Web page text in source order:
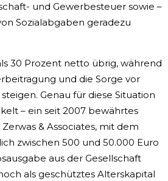
und Gewerbesteuer sowie –
Sozialabgaben geradezu
30 Prozent netto übrig, während
und die Sorge vor
Genau für diese Situation
– ein seit 2007 bewährtes
& Associates, mit dem
zwischen 500 und 50.000 Euro
aus der Gesellschaft
als geschütztes Alterskapital